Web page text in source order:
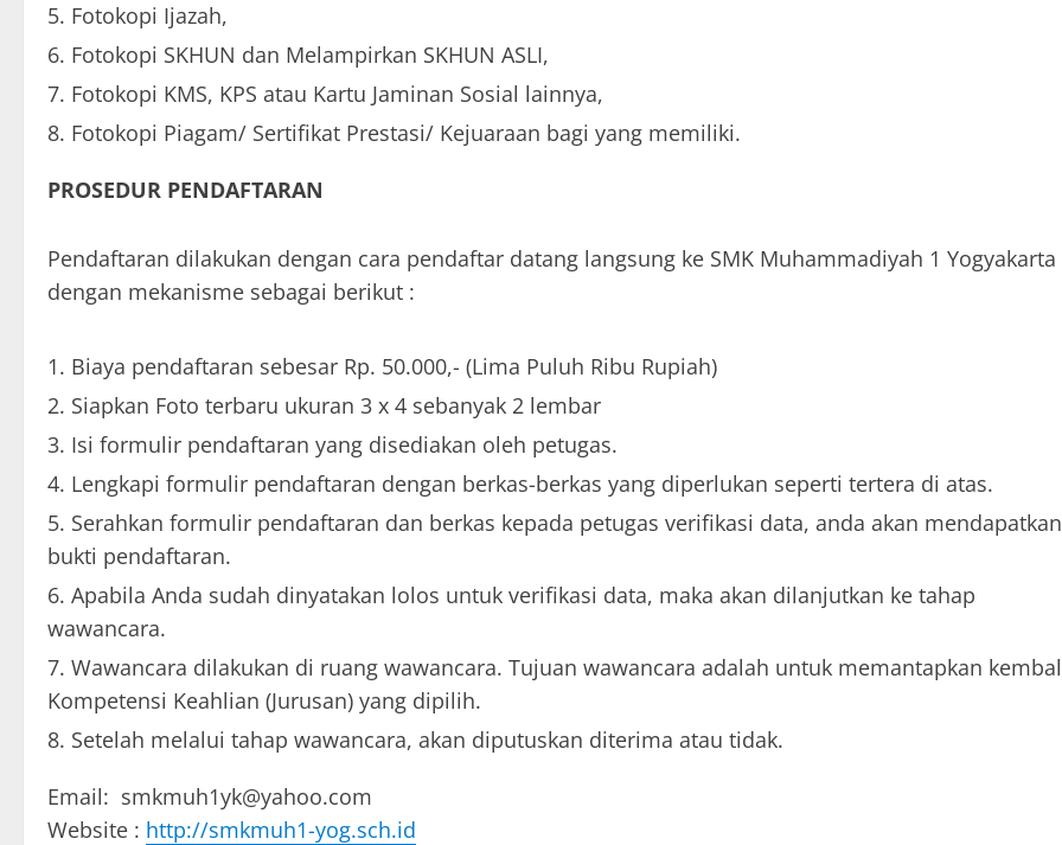
Fotokopi Ijazah,
Fotokopi SKHUN dan Melampirkan SKHUN ASLI,
Fotokopi KMS, KPS atau Kartu Jaminan Sosial lainnya,
Fotokopi Piagam/ Sertifikat Prestasi/ Kejuaraan bagi yang memiliki.
PROSEDUR PENDAFTARAN
Pendaftaran dilakukan dengan cara pendaftar datang langsung ke SMK Muhammadiyah 1 Yogyakarta
dengan mekanisme sebagai berikut :
Biaya pendaftaran sebesar Rp. 50.000,- (Lima Puluh Ribu Rupiah)
Siapkan Foto terbaru ukuran 3 x 4 sebanyak 2 lembar
Isi formulir pendaftaran yang disediakan oleh petugas.
Lengkapi formulir pendaftaran dengan berkas-berkas yang diperlukan seperti tertera di atas.
Serahkan formulir pendaftaran dan berkas kepada petugas verifikasi data, anda akan mendapatkan
bukti pendaftaran.
Apabila Anda sudah dinyatakan lolos untuk verifikasi data, maka akan dilanjutkan ke tahap
wawancara.
Wawancara dilakukan di ruang wawancara. Tujuan wawancara adalah untuk memantapkan
Kompetensi Keahlian (Jurusan) yang dipilih.
Setelah melalui tahap wawancara, akan diputuskan diterima atau tidak.
Email: smkmuh1yk@yahoo.com
Website : http://smkmuh1-yog.sch.id